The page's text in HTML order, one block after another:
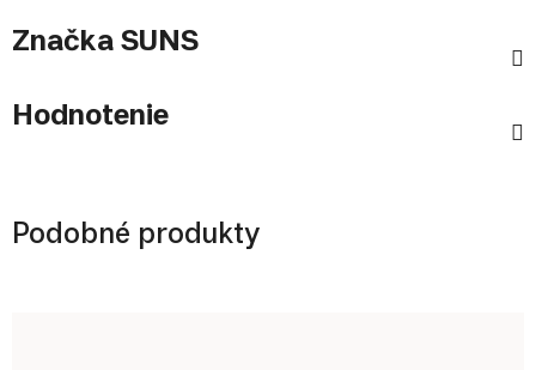
Značka SUNS
Hodnotenie
Podobné produkty